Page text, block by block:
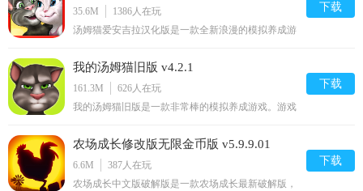
35.6M 1386人在玩
汤姆猫爱安吉拉汉化版是一款全新浪漫的模拟养成游
送鲜花哟，感兴趣的话就来2265安卓网下载吧！汤姆
猫爱安吉拉官网介绍汤姆猫爱安吉拉中文版你会看到
蠢萌汤姆将与
下载
我的汤姆猫旧版 v4.2.1
161.3M 626人在玩
我的汤姆猫旧版是一款非常棒的模拟养成游戏。游戏
什么？快来2265安卓网下载吧！我的汤姆猫老版本游
戏介绍按猫爪按钮，汤姆将用水枪、气喇叭或喷枪骚
扰本。您需要升级
下载
农场成长修改版无限金币版 v5.9.9.01
6.6M 387人在玩
农场成长中文版破解版是一款农场成长最新破解版，
下载